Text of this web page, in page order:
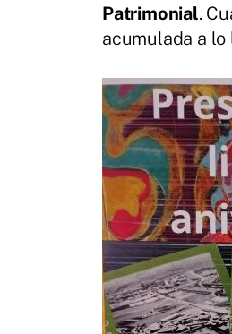
Patrimonial.
acumulada a lo